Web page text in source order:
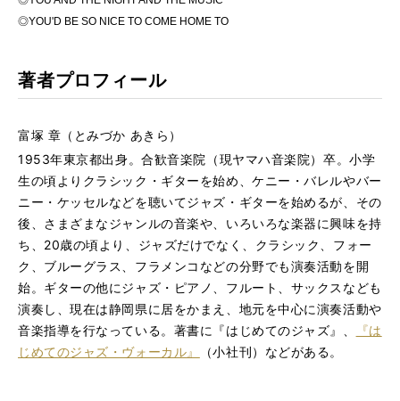
◎YOU'D BE SO NICE TO COME HOME TO
著者プロフィール
富塚 章（とみづか あきら）
1953年東京都出身。合歓音楽院（現ヤマハ音楽院）卒。小学
生の頃よりクラシック・ギターを始め、ケニー・バレルやバー
ニー・ケッセルなどを聴いてジャズ・ギターを始めるが、その
後、さまざまなジャンルの音楽や、いろいろな楽器に興味を持
ち、20歳の頃より、ジャズだけでなく、クラシック、フォー
ク、ブルーグラス、フラメンコなどの分野でも演奏活動を開
始。ギターの他にジャズ・ピアノ、フルート、サックスなども
演奏し、現在は静岡県に居をかまえ、地元を中心に演奏活動や
音楽指導を行なっている。著書に『はじめてのジャズ』、
『は
じめてのジャズ・ヴォーカル』
（小社刊）などがある。